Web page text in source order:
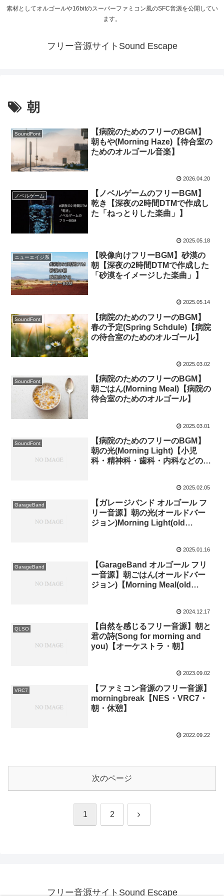
素材としてオルゴールや16bitのスーパーファミコン風のSFC音源を公開してい
ます。
フリー音源サイトSound Escape
朝
SoundFont
【病院のためのフリーのBGM】
朝もや(Morning Haze)【待合室の
ためのオルゴール音楽】
2026.04.20
ノベルゲーム
【ノベルゲームのフリーBGM】
乾き【深夜の2時間DTMで作成し
た「ねっとりした楽曲」】
2025.05.18
ニューエイジ系
【映像向けフリーBGM】砂漠の
朝【深夜の2時間DTMで作成した
「砂漠をイメージした楽曲」】
2025.05.14
SoundFont
【病院のためのフリーのBGM】
春の予定(Spring Schdule)【病院
の待合室のためのオルゴール】
2025.03.02
SoundFont
【病院のためのフリーのBGM】
朝ごはん(Morning Meal)【病院の
待合室のためのオルゴール】
2025.03.01
SoundFont
【病院のためのフリーのBGM】
朝の光(Morning Light)【小児
科・精神科・歯科・内科などの待
2025.02.05
GarageBand
【ガレージバンド オルゴール フ
リー音源】朝の光(オールドバー
ジョン)Morning Light(old
2025.01.16
GarageBand
【GarageBand オルゴール フリ
ー音源】朝ごはん(オールドバー
ジョン)【Morning Meal(old
2024.12.17
QLSO
【自然を感じるフリー音源】朝と
君の詩(Song for morning and
you)【オーケストラ・朝】
2023.09.02
VRC7
【ファミコン音源のフリー音源】
morningbreak【NES・VRC7・
朝・休憩】
2022.09.22
次のページ
1 2 次
フリー音源サイトSound Escape